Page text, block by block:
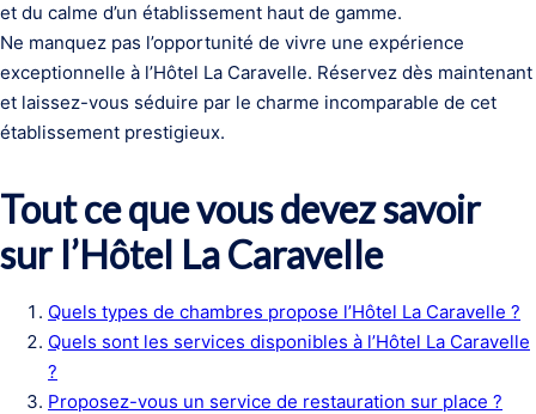
et du calme d’un établissement haut de gamme.
Ne manquez pas l’opportunité de vivre une expérience
exceptionnelle à l’Hôtel La Caravelle. Réservez dès maintenant
et laissez-vous séduire par le charme incomparable de cet
établissement prestigieux.
Tout ce que vous devez savoir
sur l’Hôtel La Caravelle
Quels types de chambres propose l’Hôtel La Caravelle ?
Quels sont les services disponibles à l’Hôtel La Caravelle
?
Proposez-vous un service de restauration sur place ?